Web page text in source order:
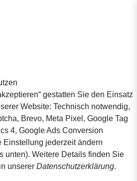
gestatten Sie den Einsatz
Website: Technisch notwendig,
Brevo, Meta Pixel, Google Tag
4, Google Ads Conversion
Einstellung jederzeit ändern
unten). Weitere Details finden Sie
unserer Datenschutzerklärung.